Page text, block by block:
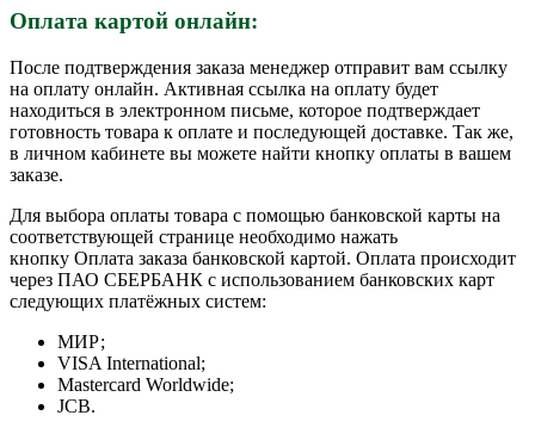
Оплата картой онлайн:
После подтверждения заказа менеджер отправит вам ссылку
на оплату онлайн. Активная ссылка на оплату будет
находиться в электронном письме, которое подтверждает
готовность товара к оплате и последующей доставке. Так же,
в личном кабинете вы можете найти кнопку оплаты в вашем
заказе.
Для выбора оплаты товара с помощью банковской карты на
соответствующей странице необходимо нажать
кнопку Оплата заказа банковской картой. Оплата происходит
через ПАО СБЕРБАНК с использованием банковских карт
следующих платёжных систем:
МИР;
VISA International;
Mastercard Worldwide;
JCB.